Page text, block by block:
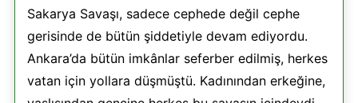
Sakarya Savaşı, sadece cephede değil cephe
gerisinde de bütün şiddetiyle devam ediyordu.
Ankara’da bütün imkânlar seferber edilmiş, herkes
vatan için yollara düşmüştü. Kadınından erkeğine,